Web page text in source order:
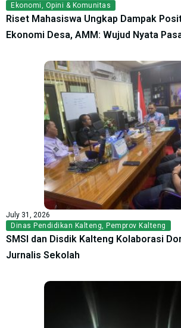
Ekonomi, Opini & Komunitas
Riset Mahasiswa Ungkap Dampak
Ekonomi Desa, AMM: Wujud Nyata
July 31, 2026
Dinas Pendidikan Kalteng, Pemprov Kalteng
SMSI dan Disdik Kalteng Kolaborasi
Jurnalis Sekolah